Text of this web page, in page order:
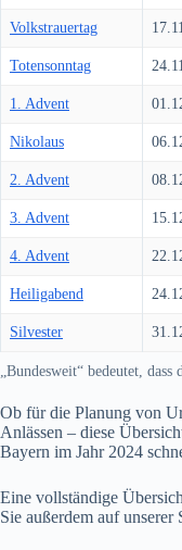
Volkstrauertag
Totensonntag
1. Advent
Nikolaus
2. Advent
3. Advent
4. Advent
Heiligabend
Silvester
„Bundesweit“ bedeutet,
Ob für die Planung von
Anlässen – diese
Bayern im Jahr 2024
Eine vollständige
Sie außerdem auf unserer